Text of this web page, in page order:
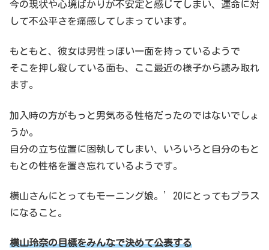
今の現状や心境ばかりが不安定と感じてしまい、運命に対
して不公平さを痛感してしまっています。
もともと、彼女は男性っぽい一面を持っているようで
そこを押し殺している面も、ここ最近の様子から読み取れ
ます。
加入時の方がもっと男気ある性格だったのではないでしょ
うか。
自分の立ち位置に固執してしまい、いろいろと自分のもと
もとの性格を置き忘れているようです。
横山さんにとってもモーニング娘。’20にとってもプラス
になること。
横山玲奈の目標をみんなで決めて公表する